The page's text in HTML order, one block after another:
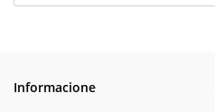
Informacione